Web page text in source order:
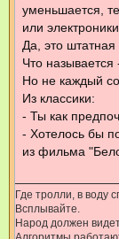
уменьшается,
или
Да, это штатная
Что называется
Но не каждый
Из классики:
- Ты как
- Хотелось бы
из фильма
Где тролли, в воду
Всплывайте.
Народ должен